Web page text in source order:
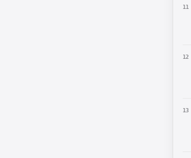
11
12
13